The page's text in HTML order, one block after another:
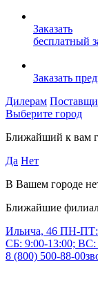
Заказать
бесплатный
Заказать
Дилерам
Выберите город
Ближайший к вам
Да Нет
В Вашем городе
Ближайшие
Ильича, 46 ПН-ПТ:
СБ: 9:00-13:00; ВС:
8 (800) 500-88-00